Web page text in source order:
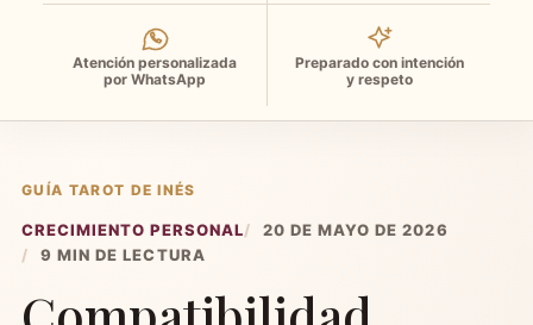
Atención personalizada
por WhatsApp
Preparado con intención
y respeto
GUÍA TAROT DE INÉS
CRECIMIENTO PERSONAL
20 DE MAYO DE 2026
9 MIN DE LECTURA